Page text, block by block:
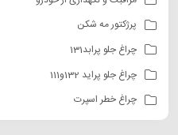
پرژکتور مه شکن
چراغ جلو پرابد131
چراغ جلو پراید 132و111
چراغ خطر اسپرت